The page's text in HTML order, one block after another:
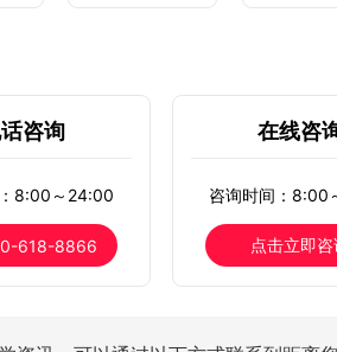
咨询
8:00～24:00
618-8866
在线咨
咨询时间：8:00
点击立即咨